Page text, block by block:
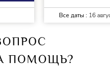
Все даты : 16
ПОМОЩЬ?